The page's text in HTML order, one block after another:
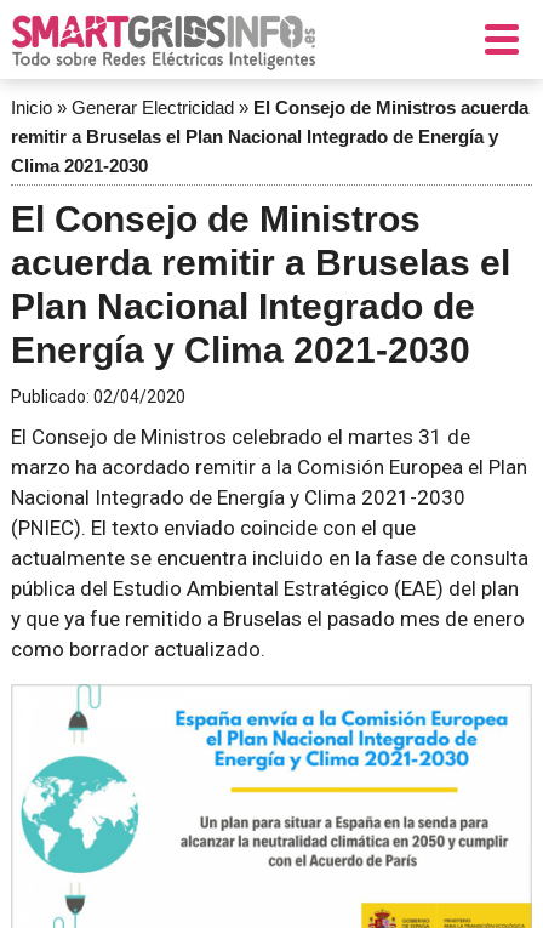
Inicio» Generar Electricidad» El Consejo de Ministros acuerda
remitir a Bruselas el Plan Nacional Integrado de Energía y
Clima 2021-2030
El Consejo de Ministros
acuerda remitir a Bruselas el
Plan Nacional Integrado de
Energía y Clima 2021-2030
Publicado: 02/04/2020
El Consejo de Ministros celebrado el martes 31 de
marzo ha acordado remitir a la Comisión Europea el Plan
Nacional Integrado de Energía y Clima 2021-2030
(PNIEC). El texto enviado coincide con el que
actualmente se encuentra incluido en la fase de consulta
pública del Estudio Ambiental Estratégico (EAE) del plan
y que ya fue remitido a Bruselas el pasado mes de enero
como borrador actualizado.